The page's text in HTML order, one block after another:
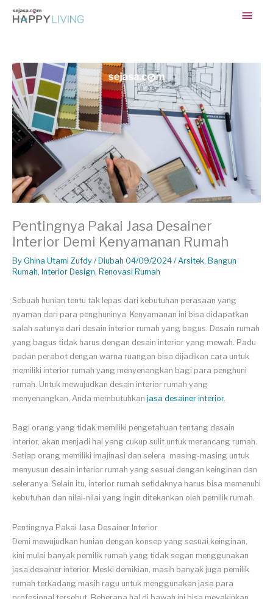
Main
Pentingnya Pakai Jasa Desainer
Interior Demi Kenyamanan Rumah
By Ghina Utami Zufdy / Diubah 04/09/2024 / Arsitek, Bangun
Rumah, Interior Design, Renovasi Rumah
Sebuah hunian tentu tak lepas dari kebutuhan perasaan yang
nyaman dari para penghuninya. Kenyamanan ini bisa didapatkan
salah satunya dari desain interior rumah yang bagus. Desain rumah
yang bagus tidak harus dengan desain interior yang mewah. Padu
padan perabot dengan warna ruangan bisa dijadikan cara untuk
memiliki interior rumah yang menyenangkan bagi para penghuni
rumah. Untuk mewujudkan desain interior rumah yang
menyenangkan, Anda membutuhkan jasa desainer interior.
Bagi orang yang tidak memiliki pengetahuan tentang desain
interior, akan menjadi hal yang cukup sulit untuk merancang rumah.
Setiap orang memiliki imajinasi dan selera masing-masing untuk
menyusun desain interior rumah yang sesuai dengan keinginan dan
seleranya. Selain itu, interior rumah setidaknya harus bisa memenuhi
kebutuhan dan nilai-nilai yang ingin ditekankan oleh pemilik rumah.
Pentingnya Pakai Jasa Desainer Interior
Demi mewujudkan hunian dengan konsep yang sesuai keinginan,
kini mulai banyak pemilik rumah yang tidak segan menggunakan
jasa desainer interior. Meski demikian, masih banyak juga pemilik
rumah terkadang masih ragu untuk menggunakan jasa para